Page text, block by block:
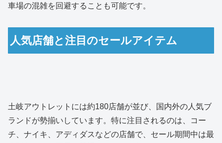
車場の混雑を回避することも可能です。
人気店舗と注目のセールアイテム
土岐アウトレットには約180店舗が並び、国内外の人気ブ
ランドが勢揃いしています。特に注目されるのは、コー
チ、ナイキ、アディダスなどの店舗で、セール期間中は最